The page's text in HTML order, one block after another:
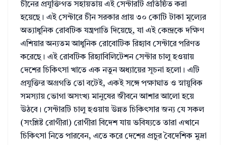
চীনের প্রযুক্তিগত সহায়তায় এই সেন্টারটি প্রতিষ্ঠিত করা
হয়েছে। এই সেন্টারে চীন সরকার প্রায় ৩০ কোটি টাকা মূল্যের
অত্যাধুনিক রোবটিক যন্ত্রপাতি দিয়েছে, যা এই কেন্দ্রকে দক্ষিণ
এশিয়ার অন্যতম আধুনিক রোবোটিক রিহ্যাব সেন্টারে পরিণত
করেছে। এই রোবটিক রিহ্যাবিলিটেশন সেন্টার চালু হওয়ায়
দেশের চিকিৎসা খাতে এক নতুন অধ্যায়ের সূচনা হলো। এটি
প্রযুক্তির অগ্রগতি তো বটেই, একই সঙ্গে পক্ষাঘাত ও স্নায়ুবিক
সমস্যায় ভোগা অসংখ্য মানুষের জীবনে আশার আলো হয়ে
উঠবে। সেন্টারটি চালু হওয়ায় উন্নত চিকিৎসার জন্য যে সকল
(সংশ্লিষ্ট রোগীরা) রোগীরা বিদেশ যায় ভবিষ্যতে তারা এখানে
চিকিৎসা নিতে পারবেন, এতে করে দেশের প্রচুর বৈদেশিক মুদ্রা